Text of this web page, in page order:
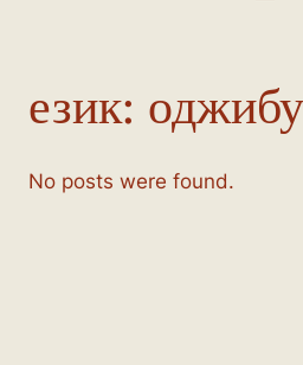
език:
No posts were found.